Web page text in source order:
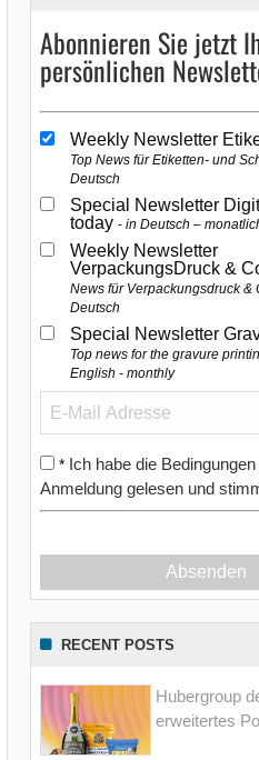
Abonnieren Sie jetzt
persönlichen
Weekly Newsletter
Top News für Etiketten- und
Deutsch
Special Newsletter
today in Deutsch –
Weekly Newsletter
VerpackungsDruck &
News für Verpackungsdruck &
Deutsch
Special Newsletter
Top news for the gravure
English - monthly
* Ich habe die
Anmeldung gelesen und
Absenden
RECENT POSTS
Hubergroup
erweitertes